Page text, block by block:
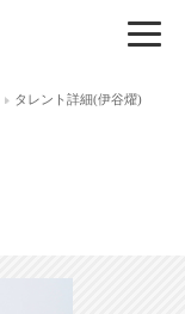
タレント詳細(伊谷燿)